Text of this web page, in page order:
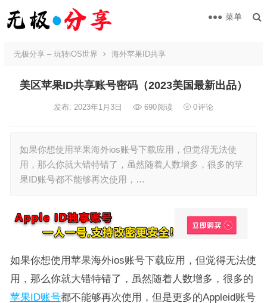
菜单
无极分享 – 玩转iOS世界 海外苹果ID共享
美区苹果ID共享账号密码（2023美国最新出品）
发布: 2023年1月3日 690阅读 0评论
如果你想使用苹果海外ios账号下载应用，但觉得无法使
用，那么你就大错特错了，虽然随着人数增多，很多的苹
果ID账号都不能够再次使用，…
如果你想使用苹果海外ios账号下载应用，但觉得无法使
用，那么你就大错特错了，虽然随着人数增多，很多的
苹果ID账号都不能够再次使用，但是更多的Appleid账号